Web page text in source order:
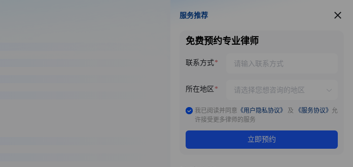
服务推荐
服务推荐
免费预约专业律师
联系方式
所在地区
我已阅读并同意 《用户隐私协议》 及 《服务协议》 允
许接受更多律师的服务
立即预约